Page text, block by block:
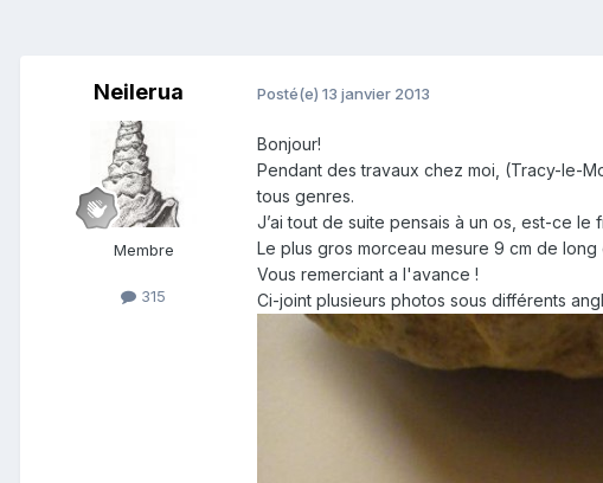
Neilerua
Membre
315
Posté(e) 13 janvier 2013
Bonjour!
Pendant des travaux chez moi, (Tracy-le-
tous genres.
J’ai tout de suite pensais à un os, est-ce le
Le plus gros morceau mesure 9 cm de long
Vous remerciant a l'avance !
Ci-joint plusieurs photos sous différents